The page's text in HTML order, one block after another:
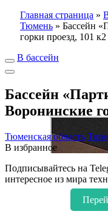
Главная страница »
Тюмень » Бассейн
горки проезд, 101 к2
В бассейн
Бассейн
Воронинские
Тюменская область
В избранное
Подписывайтесь на
интересное из мира